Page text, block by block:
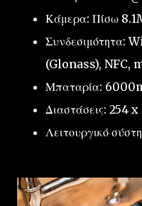
Κάμερα: Πίσω
Συνδεσιμότητα:
(Glonass), NFC,
Μπαταρία:
Διαστάσεις: 254
Λειτουργικό